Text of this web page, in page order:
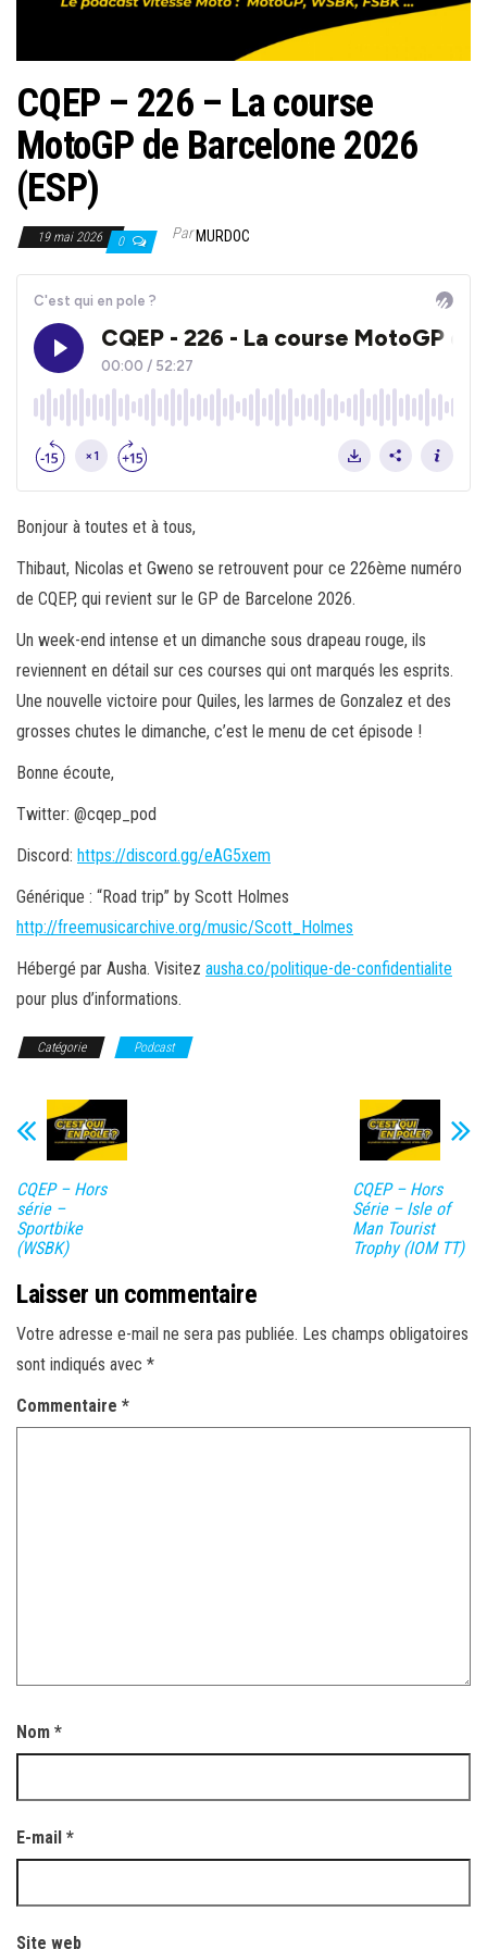
CQEP – 226 – La course
MotoGP de Barcelone 2026
(ESP)
19 mai 2026 0 ParMURDOC
Bonjour à toutes et à tous,
Thibaut, Nicolas et Gweno se retrouvent pour ce 226ème numéro
de CQEP, qui revient sur le GP de Barcelone 2026.
Un week-end intense et un dimanche sous drapeau rouge, ils
reviennent en détail sur ces courses qui ont marqués les esprits.
Une nouvelle victoire pour Quiles, les larmes de Gonzalez et des
grosses chutes le dimanche, c’est le menu de cet épisode !
Bonne écoute,
Twitter: @cqep_pod
Discord: https://discord.gg/eAG5xem
Générique : “Road trip” by Scott Holmes
http://freemusicarchive.org/music/Scott_Holmes
Hébergé par Ausha. Visitez ausha.co/politique-de-confidentialite
pour plus d’informations.
Catégorie Podcast
CQEP – Hors
série –
Sportbike
(WSBK)
CQEP – Hors
Série – Isle of
Man Tourist
Trophy (IOM TT)
Laisser un commentaire
Votre adresse e-mail ne sera pas publiée. Les champs obligatoires
sont indiqués avec *
Commentaire *
Nom *
E-mail *
Site web